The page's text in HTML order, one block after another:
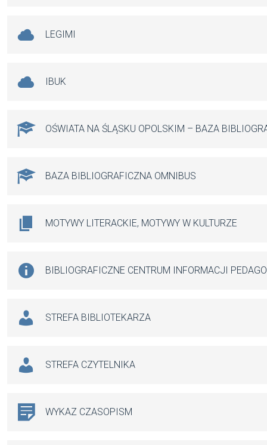
LEGIMI
IBUK
OŚWIATA NA ŚLĄSKU OPOLSKIM – BAZA
BAZA BIBLIOGRAFICZNA OMNIBUS
MOTYWY LITERACKIE, MOTYWY W KULTURZE
BIBLIOGRAFICZNE CENTRUM INFORMACJI
STREFA BIBLIOTEKARZA
STREFA CZYTELNIKA
WYKAZ CZASOPISM